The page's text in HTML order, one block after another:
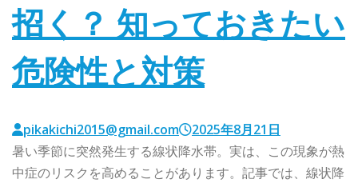
招く？ 知っておきたい
危険性と対策
pikakichi2015@gmail.com
2025年8月21日
暑い季節に突然発生する線状降水帯。実は、この現象が熱
中症のリスクを高めることがあります。記事では、線状降